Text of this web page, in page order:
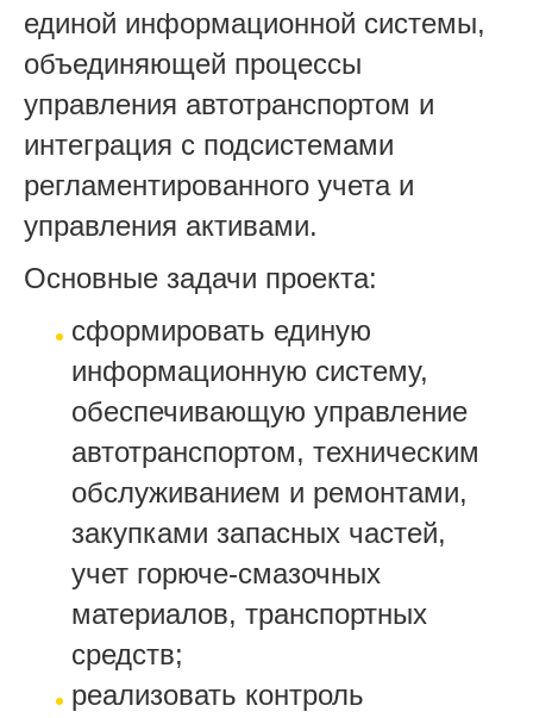
единой информационной системы,
объединяющей процессы
управления автотранспортом и
интеграция с подсистемами
регламентированного учета и
управления активами.
Основные задачи проекта:
сформировать единую
информационную систему,
обеспечивающую управление
автотранспортом, техническим
обслуживанием и ремонтами,
закупками запасных частей,
учет горюче-смазочных
материалов, транспортных
средств;
реализовать контроль